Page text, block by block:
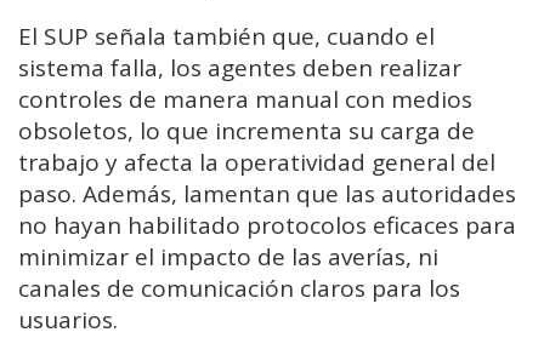
El SUP señala también que, cuando el
sistema falla, los agentes deben realizar
controles de manera manual con medios
obsoletos, lo que incrementa su carga de
trabajo y afecta la operatividad general del
paso. Además, lamentan que las autoridades
no hayan habilitado protocolos eficaces para
minimizar el impacto de las averías, ni
canales de comunicación claros para los
usuarios.